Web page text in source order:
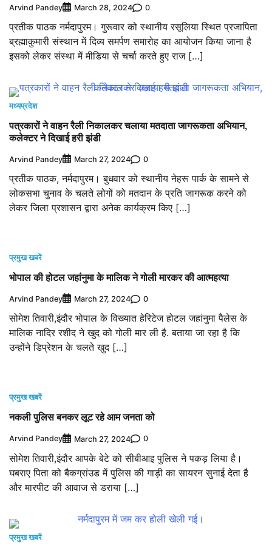
Arvind Pandey March 28, 2024 0
प्रतीक पाठक नर्मदापुरम। गुरूवार को स्थानीय रसूलिया स्थित प्रजापिता
ब्रह्माकुमारी संस्थान में दिव्य समर्पण समारोह का आयोजन किया जाना है
इसको लेकर संस्था में मीडिया से चर्चा करते हुए राज […]
मध्यप्रदेश
पत्रकारों ने वाहन रैली निकालकर चलाया मतदाता जागरूकता अभियान,
कलेक्टर ने दिखाई हरी झंडी
Arvind Pandey March 27, 2024 0
प्रतीक पाठक, नर्मदापुरम। बुधवार को स्थानीय नेहरू पार्क के सामने से
लोकसभा चुनाव के चलते लोगों को मतदान के प्रति जागरूक करने को
लेकर जिला प्रशासन द्वारा अनेक कार्यक्रम किए […]
प्रमुख खबरें
भोपाल की होटल जहांनुमा के मालिक ने गोली मारकर की आत्महत्या
Arvind Pandey March 27, 2024 0
सोमेश तिवारी,इंदौर भोपाल के विख्यात हेरिटेज होटल जहांनुमा पैलेस के
मालिक नादिर रशीद ने खुद को गोली मार ली है. बताया जा रहा है कि
उन्होंने डिप्रेशन के चलते खुद […]
प्रमुख खबरें
नकली पुलिस बनकर लूट रहे आम जनता को
Arvind Pandey March 27, 2024 0
सोमेश तिवारी,इंदौर आपके बेटे को सीबीआइ पुलिस ने पकड़ लिया है।
घबराए पिता को बैकग्रांउड में पुलिस की गाड़ी का सायरन सुनाई देता है
और मारपीट की आवाज से डराया […]
प्रमुख खबरें